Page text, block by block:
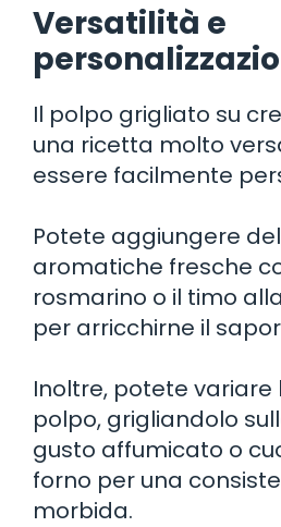
Versatilità e
Il polpo grigliato su
una ricetta molto
essere facilmente
Potete aggiungere
aromatiche fresche
rosmarino o il timo
per arricchirne il
Inoltre, potete
polpo, grigliandolo
gusto affumicato o
forno per una
morbida.